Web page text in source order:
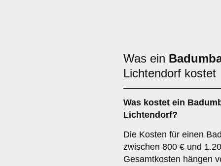
Was ein
Lichtendorf kostet
Was kostet ein
Lichtendorf?
Die Kosten für einen
zwischen 800 € und
Gesamtkosten hängen